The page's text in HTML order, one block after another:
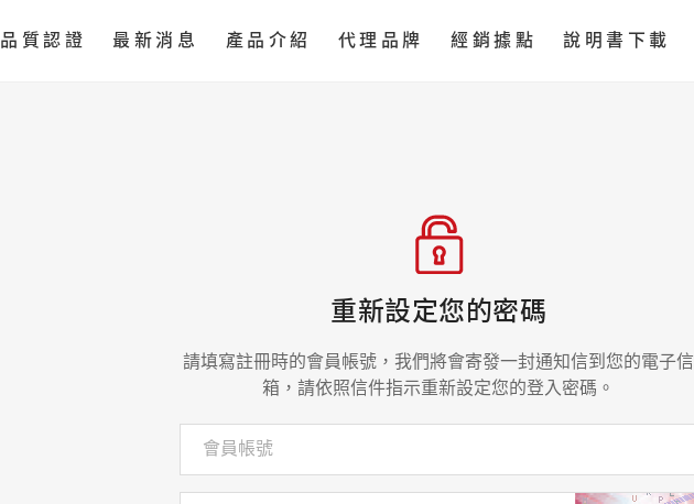
品質認證 最新消息 產品介紹 代理品牌 經銷據點 說明書下載
重新設定您的密碼
請填寫註冊時的會員帳號，我們將會寄發一封通知信到您的電子信
箱，請依照信件指示重新設定您的登入密碼。
會員帳號